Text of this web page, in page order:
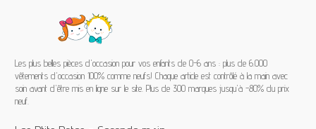
Les plus belles pièces d'occasion pour vos enfants de 0-6 ans : plus de 6.000
vêtements d'occasion 100% comme neufs! Chaque article est contrôlé à la main avec
soin avant d'être mis en ligne sur le site. Plus de 300 marques jusqu'à -80% du prix
neuf.